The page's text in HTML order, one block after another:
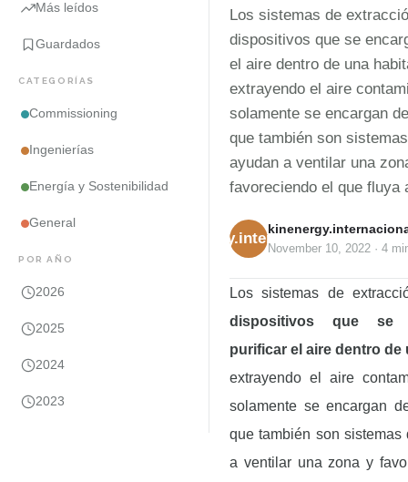
Más leídos
Guardados
CATEGORÍAS
Commissioning
Ingenierías
Energía y Sostenibilidad
General
POR AÑO
2026
2025
2024
2023
Los sistemas de
dispositivos que se
el aire dentro de una
extrayendo el aire
solamente se encargan
que también son
ayudan a ventilar una
favoreciendo el que fluya
kinenergy.internacional
November 10, 2022 · 4
Los sistemas de
dispositivos que se
purificar el aire dentro de
extrayendo el aire
solamente se encargan
que también son sistemas
a ventilar una zona y